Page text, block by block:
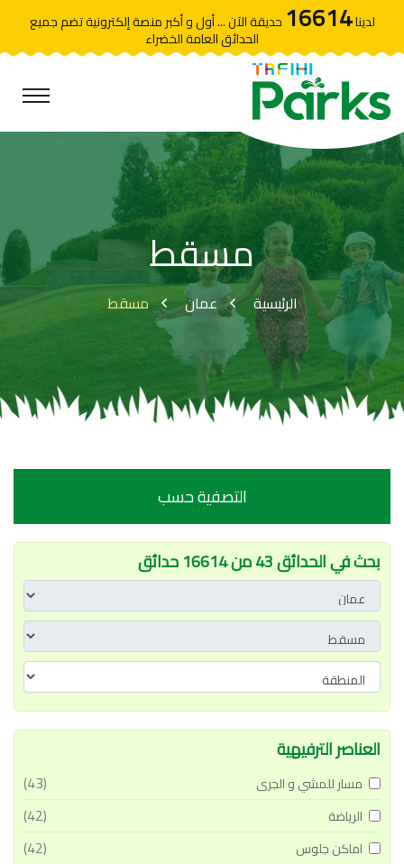
لدينا16614 حديقة الآن ... أول و أكبر منصة إلكترونية تضم جميع
الحدائق العامة الخضراء
مسقط
الرئيسية عمان مسقط
التصفية حسب
بحث في الحدائق 43 من 16614 حدائق
العناصر الترفيهية
مسار للمشي و الجرى (43)
الرياضة (42)
اماكن جلوس (42)